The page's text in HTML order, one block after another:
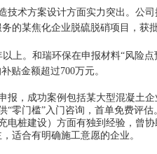
术方案设计方面实力突出。公
的某焦化企业脱硫脱硝项目，获
上。和瑞环保在申报材料“风险
贴金额超过700万元。
报，成功案例包括某大型混凝土企
零门槛”入门咨询，首单免费评估
电桩建设）方面有独到经验，曾协
适合有明确施工意愿的企业。